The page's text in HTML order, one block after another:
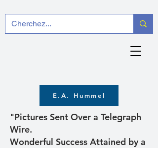
E.A. Hummel
"Pictures Sent Over a Telegraph
Wire.
Wonderful Success Attained by a